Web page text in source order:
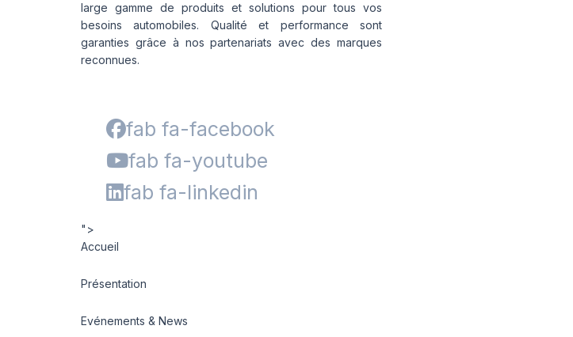
large gamme de produits et solutions pour tous vos
besoins automobiles. Qualité et performance sont
garanties grâce à nos partenariats avec des marques
reconnues.
fab fa-facebook
fab fa-youtube
fab fa-linkedin
">
Accueil
Présentation
Evénements & News